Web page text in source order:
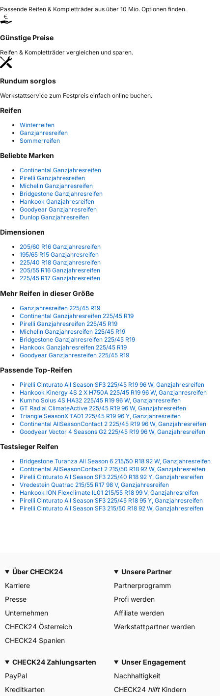
Passende Reifen & Kompletträder aus über 10 Mio. Optionen finden.
Günstige Preise
Reifen & Kompletträder vergleichen und sparen.
Rundum sorglos
Werkstattservice zum Festpreis einfach online buchen.
Reifen
Winterreifen
Ganzjahresreifen
Sommerreifen
Beliebte Marken
Continental Ganzjahresreifen
Pirelli Ganzjahresreifen
Michelin Ganzjahresreifen
Bridgestone Ganzjahresreifen
Hankook Ganzjahresreifen
Goodyear Ganzjahresreifen
Dunlop Ganzjahresreifen
Dimensionen
205/60 R16 Ganzjahresreifen
195/65 R15 Ganzjahresreifen
225/40 R18 Ganzjahresreifen
205/55 R16 Ganzjahresreifen
225/45 R17 Ganzjahresreifen
Mehr Reifen in dieser Größe
Ganzjahresreifen 225/45 R19
Continental Ganzjahresreifen 225/45 R19
Pirelli Ganzjahresreifen 225/45 R19
Michelin Ganzjahresreifen 225/45 R19
Bridgestone Ganzjahresreifen 225/45 R19
Hankook Ganzjahresreifen 225/45 R19
Goodyear Ganzjahresreifen 225/45 R19
Passende Top-Reifen
Pirelli Cinturato All Season SF3 225/45 R19 96 W, Ganzjahresreifen
Hankook Kinergy 4S 2 X H750A 225/45 R19 96 W, Ganzjahresreifen
Kumho Solus 4S HA32 225/45 R19 96 W, Ganzjahresreifen
GT Radial ClimateActive 225/45 R19 96 W, Ganzjahresreifen
Triangle SeasonX TA01 225/45 R19 96 Y, Ganzjahresreifen
Continental AllSeasonContact 2 225/45 R19 96 W, Ganzjahresreifen
Goodyear Vector 4 Seasons G2 225/45 R19 96 W, Ganzjahresreifen
Testsieger Reifen
Bridgestone Turanza All Season 6 215/50 R18 92 W, Ganzjahresreifen
Continental AllSeasonContact 2 215/50 R18 92 W, Ganzjahresreifen
Pirelli Cinturato All Season SF3 225/40 R18 92 Y, Ganzjahresreifen
Vredestein Quatrac 215/55 R17 98 V, Ganzjahresreifen
Hankook ION Flexclimate IL01 215/55 R18 99 V, Ganzjahresreifen
Pirelli Cinturato All Season SF3 225/45 R18 95 Y, Ganzjahresreifen
Pirelli Cinturato All Season SF3 215/50 R18 92 W, Ganzjahresreifen
Über CHECK24
Karriere
Presse
Unternehmen
CHECK24 Österreich
CHECK24 Spanien
Unsere Partner
Partnerprogramm
Profi werden
Affiliate werden
Werkstattpartner werden
CHECK24 Zahlungsarten
PayPal
Kreditkarten
Unser Engagement
Nachhaltigkeit
CHECK24 hilftKindern